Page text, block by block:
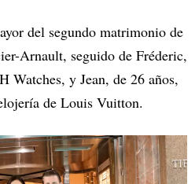
del segundo matrimonio de
Arnault, seguido de Fréderic,
Watches, y Jean, de 26 años,
de Louis Vuitton.